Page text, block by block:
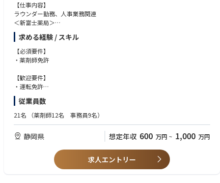
【仕事内容】
ラウンダー勤務、人事業務関連
＜新富士薬局＞
■所在地・・・静岡県富士市宮島183-2・ＪＲ東海道本線・ＪＲ身延線
「富士駅」より車5分
■営業時間・・・月火水金／8：30～19：00、土／8：30～13：30
■処方箋枚数・・・40枚程度／日
■薬剤師数・・・正社員1名、パート1名、事務員1名
■所在地・・・静岡県富士宮市西町23-1・ＪＲ身延線「西富士宮駅」より
徒歩5分
■営業時間・・・月火水金／9：00～18：30、土／9：00～12：30
■処方箋枚数・・・80枚／日、在宅（個人宅1件）
■応需機関・・・さちスキンクリニック（形成外科、皮膚科）
＜弓沢町薬局＞
求める経験 / スキル
【必須要件】
・薬剤師免許
【歓迎要件】
・運転免許
・ラウンダー勤務のご経験
・人事や店舗経営のご経験
従業員数
21名 （薬剤師12名 事務員9名）
静岡県 想定年収 600 万円 ~ 1,000 万円
求人エントリー